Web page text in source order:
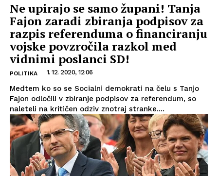
Ne upirajo se samo župani! Tanja
Fajon zaradi zbiranja podpisov za
razpis referenduma o financiranju
vojske povzročila razkol med
vidnimi poslanci SD!
POLITIKA 1. 12. 2020, 12:06
Medtem ko so se Socialni demokrati na čelu s Tanjo
Fajon odločili v zbiranje podpisov za referendum, so
naleteli na kritičen odziv znotraj stranke....